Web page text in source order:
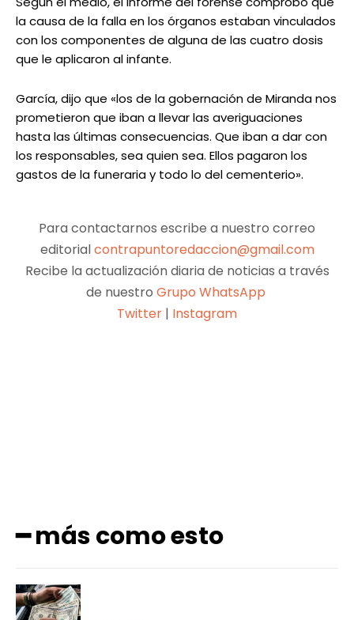
la causa de la falla en los órganos estaban vinculados
con los componentes de alguna de las cuatro dosis
que le aplicaron al infante.
García, dijo que «los de la gobernación de Miranda nos
prometieron que iban a llevar las averiguaciones
hasta las últimas consecuencias. Que iban a dar con
los responsables, sea quien sea. Ellos pagaron los
gastos de la funeraria y todo lo del cementerio».
Para contactarnos escribe a nuestro correo
editorialcontrapuntoredaccion@gmail.com
Recibe la actualización diaria de noticias a través
de nuestro Grupo WhatsApp
Twitter | Instagram
━ más como esto